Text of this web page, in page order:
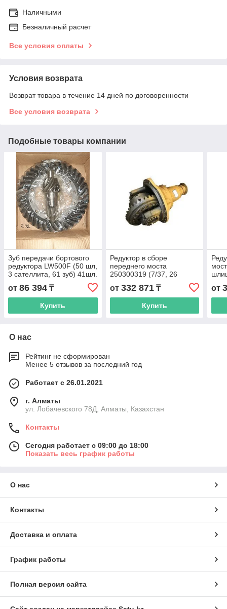
Наличными
Безналичный расчет
Все условия оплаты
Условия возврата
Возврат товара в течение 14 дней по договоренности
Все условия возврата
Подобные товары компании
Зуб передачи бортового
редуктора LW500F (50 шл,
3 сателлита, 61 зуб) 41шл.
от 86 394 ₸
Купить
Редуктор в сборе
переднего моста
250300319 (7/37, 26
шлицов, 6 отверстий)
LW500F
от 332 871₸
Купить
от
О нас
Рейтинг не сформирован
Менее 5 отзывов за последний год
Работает с 26.01.2021
г. Алматы
ул. Лобачевского 78Д, Алматы, Казахстан
Контакты
Сегодня работает с 09:00 до 18:00
Показать весь график работы
О нас
Контакты
Доставка и оплата
График работы
Полная версия сайта